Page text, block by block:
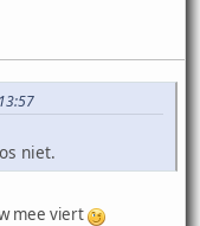
niet.
mee viert